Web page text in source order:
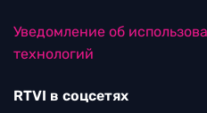
Уведомление об
технологий
RTVI в соцсетях